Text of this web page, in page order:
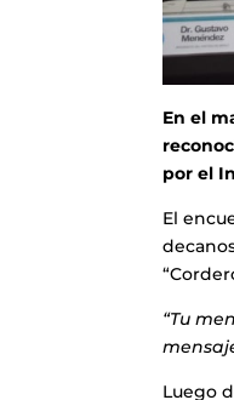
En el
por el
El
“Tu
Luego